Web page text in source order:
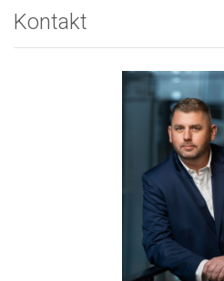
Kontakt